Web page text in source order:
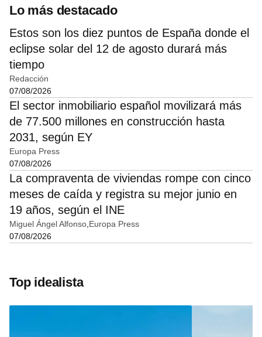
Lo más destacado
Estos son los diez puntos de España donde el
eclipse solar del 12 de agosto durará más
tiempo
Redacción
07/08/2026
El sector inmobiliario español movilizará más
de 77.500 millones en construcción hasta
2031, según EY
Europa Press
07/08/2026
La compraventa de viviendas rompe con cinco
meses de caída y registra su mejor junio en
19 años, según el INE
Miguel Ángel Alfonso Europa Press
07/08/2026
Top idealista